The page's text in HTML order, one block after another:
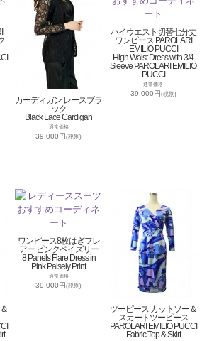
カーディガン レースブラ
ック
Black Lace Cardigan
通常価格
39,000円(税別)
ハイウエスト切替七分丈
ワンピース PAROLARI
EMILIO PUCCI
High Waist Dress with 3/4
Sleeve PAROLARI EMILIO
PUCCI
通常価格
39,000円(税別)
ワンピース8枚はぎフレ
アー ピンクペイズリー
8 Panels Flare Dress in
Pink Paisely Print
通常価格
39,000円(税別)
ツーピース カットソー＆
スカートツーピース
PAROLARI EMILIO PUCCI
Fabric Top & Skirt